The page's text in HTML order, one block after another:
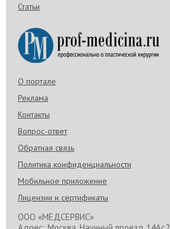
Статьи
О портале
Реклама
Контакты
Вопрос-ответ
Обратная связь
Политика конфиденциальности
Мобильное приложение
Лицензии и сертификаты
ООО «МЕДСЕРВИС»